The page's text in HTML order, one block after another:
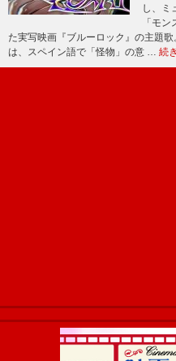
し、
「モ
た実写映画『ブルーロック』の主題
は、スペイン語で「怪物」の意 … 続